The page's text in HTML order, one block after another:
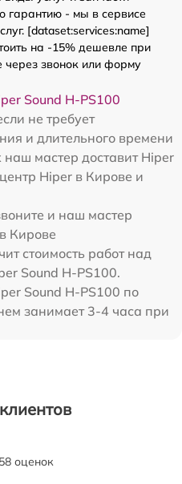
гарантию - мы в сервисе
[dataset:services:name]
на -15% дешевле при
через звонок или форму
Sound H-PS100
не требует
и длительного времени
мастер доставит Hiper
Hiper в Кирове и
и наш мастер
Кирове
стоимость работ над
Sound H-PS100.
Sound H-PS100 по
занимает 3-4 часа при
оценок